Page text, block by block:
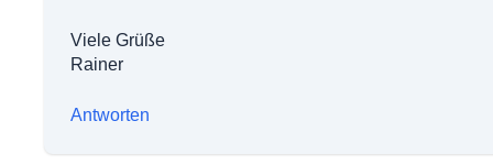
Viele Grüße
Rainer
Antworten